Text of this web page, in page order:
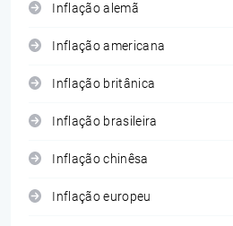
Inflação alemã
Inflação americana
Inflação britânica
Inflação brasileira
Inflação chinêsa
Inflação europeu